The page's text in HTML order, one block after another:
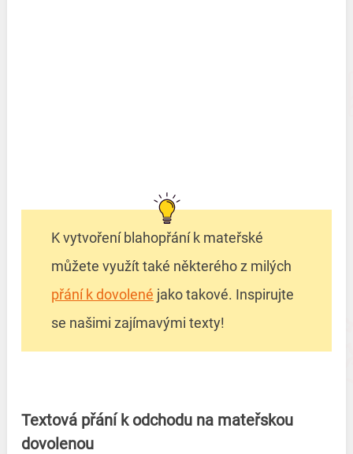
K vytvoření blahopřání k mateřské
můžete využít také některého z milých
přání k dovolené jako takové. Inspirujte
se našimi zajímavými texty!
Textová přání k odchodu na mateřskou
dovolenou